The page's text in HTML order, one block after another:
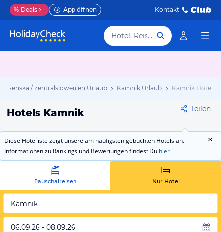
% Deals App öffnen Kontakt
Hotel, Reiseziel
/ Zentralslowenien Urlaub Kamnik Urlaub Kamnik Hotels
Hotels Kamnik Teilen
Diese Hotelliste zeigt unsere am häufigsten gebuchten Hotels an.
Informationen zu Rankings und Bewertungen findest Du hier
Pauschalreisen Nur Hotel
Kamnik
06.09.26 - 08.09.26